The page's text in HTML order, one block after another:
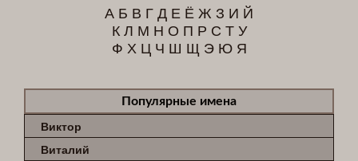
А Б В ГД Е Ё Ж З И Й
К Л М Н О П Р С Т У
Ф Х Ц Ч Ш Щ Э Ю Я
Популярные имена
Виктор
Виталий